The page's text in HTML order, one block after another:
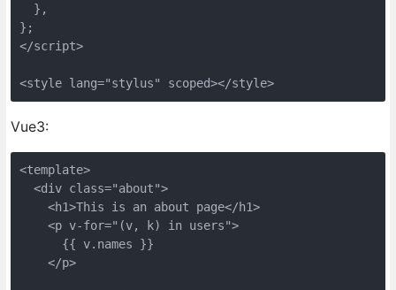
  },
};
</script>
<style lang="stylus" scoped></style>
Vue3:
<template>
  <div class="about">
    <h1>This is an about page</h1>
    <p v-for="(v, k) in users">
      {{ v.names }}
    </p>